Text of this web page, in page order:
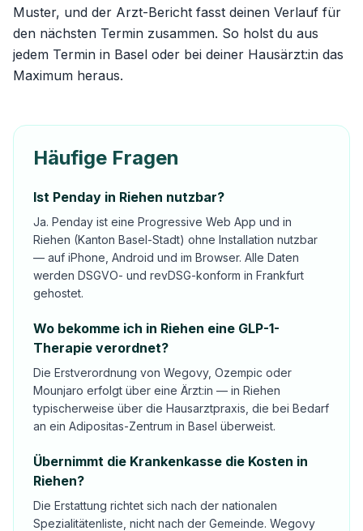
Muster, und der Arzt-Bericht fasst deinen Verlauf für
den nächsten Termin zusammen. So holst du aus
jedem Termin in Basel oder bei deiner Hausärzt:in das
Maximum heraus.
Häufige Fragen
Ist Penday in Riehen nutzbar?
Ja. Penday ist eine Progressive Web App und in
Riehen (Kanton Basel-Stadt) ohne Installation nutzbar
— auf iPhone, Android und im Browser. Alle Daten
werden DSGVO- und revDSG-konform in Frankfurt
gehostet.
Wo bekomme ich in Riehen eine GLP-1-
Therapie verordnet?
Die Erstverordnung von Wegovy, Ozempic oder
Mounjaro erfolgt über eine Ärzt:in — in Riehen
typischerweise über die Hausarztpraxis, die bei Bedarf
an ein Adipositas-Zentrum in Basel überweist.
Übernimmt die Krankenkasse die Kosten in
Riehen?
Die Erstattung richtet sich nach der nationalen
Spezialitätenliste, nicht nach der Gemeinde. Wegovy